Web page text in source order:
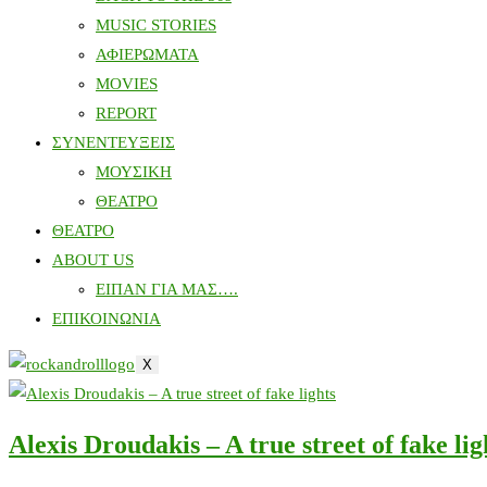
MUSIC STORIES
ΑΦΙΕΡΩΜΑΤΑ
MOVIES
REPORT
ΣΥΝΕΝΤΕΥΞΕΙΣ
ΜΟΥΣΙΚΗ
ΘΕΑΤΡΟ
ΘΕΑΤΡΟ
ABOUT US
ΕΙΠΑΝ ΓΙΑ ΜΑΣ….
ΕΠΙΚΟΙΝΩΝΙΑ
X
Alexis Droudakis – A true street of fake